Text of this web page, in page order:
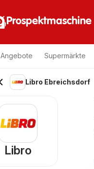
Prospektmaschine
Angebote Supermärkte
Libro Ebreichsdorf
Libro